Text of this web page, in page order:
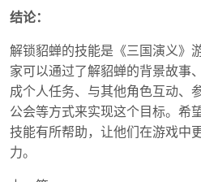
结论：
解锁貂蝉的技能是《三国演义》
家可以通过了解貂蝉的背景故事
成个人任务、与其他角色互动、
公会等方式来实现这个目标。希
技能有所帮助，让他们在游戏中
力。